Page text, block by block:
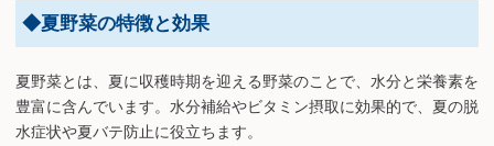
◆夏野菜の特徴と効果
夏野菜とは、夏に収穫時期を迎える野菜のことで、水分と栄養素を
豊富に含んでいます。水分補給やビタミン摂取に効果的で、夏の脱
水症状や夏バテ防止に役立ちます。